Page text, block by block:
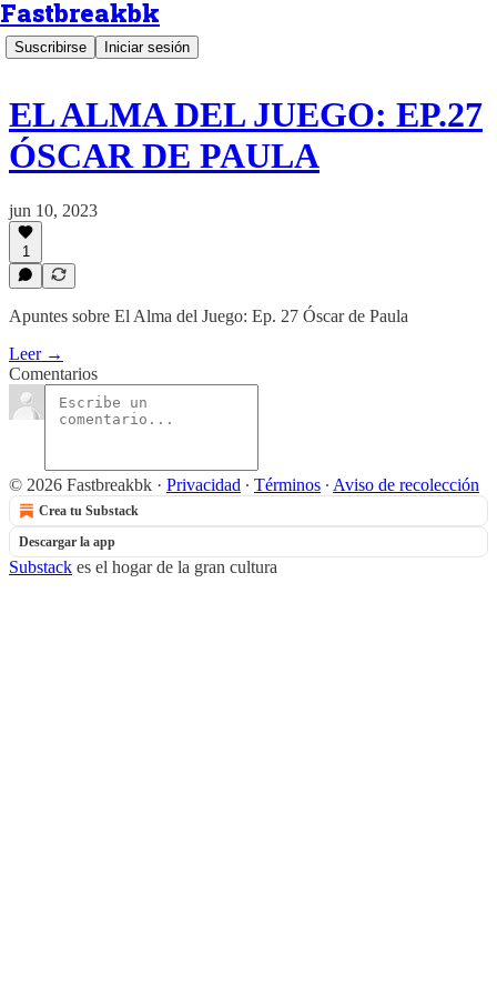
Fastbreakbk
Suscribirse Iniciar sesión
EL ALMA DEL JUEGO: EP.27
ÓSCAR DE PAULA
jun 10, 2023
1
Apuntes sobre El Alma del Juego: Ep. 27 Óscar de Paula
Leer →
Comentarios
© 2026 Fastbreakbk · Privacidad ∙ Términos ∙ Aviso de recolección
Crea tu Substack
Descargar la app
Substack es el hogar de la gran cultura